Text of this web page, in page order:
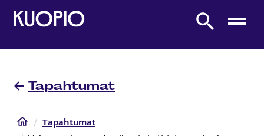
Etusivulle
Etsi sivustolta
Tapahtumat
Etusivu
Tapahtumat